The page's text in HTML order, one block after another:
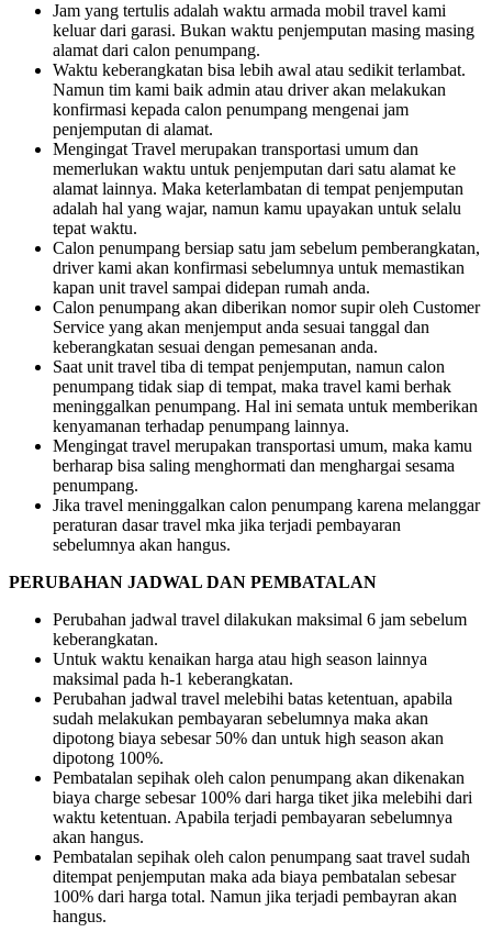
Jam yang tertulis adalah waktu armada mobil travel kami
keluar dari garasi. Bukan waktu penjemputan masing masing
alamat dari calon penumpang.
Waktu keberangkatan bisa lebih awal atau sedikit terlambat.
Namun tim kami baik admin atau driver akan melakukan
konfirmasi kepada calon penumpang mengenai jam
penjemputan di alamat.
Mengingat Travel merupakan transportasi umum dan
memerlukan waktu untuk penjemputan dari satu alamat ke
alamat lainnya. Maka keterlambatan di tempat penjemputan
adalah hal yang wajar, namun kamu upayakan untuk selalu
tepat waktu.
Calon penumpang bersiap satu jam sebelum pemberangkatan,
driver kami akan konfirmasi sebelumnya untuk memastikan
kapan unit travel sampai didepan rumah anda.
Calon penumpang akan diberikan nomor supir oleh Customer
Service yang akan menjemput anda sesuai tanggal dan
keberangkatan sesuai dengan pemesanan anda.
Saat unit travel tiba di tempat penjemputan, namun calon
penumpang tidak siap di tempat, maka travel kami berhak
meninggalkan penumpang. Hal ini semata untuk memberikan
kenyamanan terhadap penumpang lainnya.
Mengingat travel merupakan transportasi umum, maka kamu
berharap bisa saling menghormati dan menghargai sesama
penumpang.
Jika travel meninggalkan calon penumpang karena melanggar
peraturan dasar travel mka jika terjadi pembayaran
sebelumnya akan hangus.
PERUBAHAN JADWAL DAN PEMBATALAN
Perubahan jadwal travel dilakukan maksimal 6 jam sebelum
keberangkatan.
Untuk waktu kenaikan harga atau high season lainnya
maksimal pada h-1 keberangkatan.
Perubahan jadwal travel melebihi batas ketentuan, apabila
sudah melakukan pembayaran sebelumnya maka akan
dipotong biaya sebesar 50% dan untuk high season akan
dipotong 100%.
Pembatalan sepihak oleh calon penumpang akan dikenakan
biaya charge sebesar 100% dari harga tiket jika melebihi dari
waktu ketentuan. Apabila terjadi pembayaran sebelumnya
akan hangus.
Pembatalan sepihak oleh calon penumpang saat travel sudah
ditempat penjemputan maka ada biaya pembatalan sebesar
100% dari harga total. Namun jika terjadi pembayran akan
hangus.